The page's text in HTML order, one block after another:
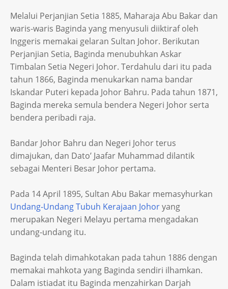
Melalui Perjanjian Setia 1885, Maharaja Abu Bakar dan
waris-waris Baginda yang menyusuli diiktiraf oleh
Inggeris memakai gelaran Sultan Johor. Berikutan
Perjanjian Setia, Baginda menubuhkan Askar
Timbalan Setia Negeri Johor. Terdahulu dari itu pada
tahun 1866, Baginda menukarkan nama bandar
Iskandar Puteri kepada Johor Bahru. Pada tahun 1871,
Baginda mereka semula bendera Negeri Johor serta
bendera peribadi raja.
Bandar Johor Bahru dan Negeri Johor terus
dimajukan, dan Dato’ Jaafar Muhammad dilantik
sebagai Menteri Besar Johor pertama.
Pada 14 April 1895, Sultan Abu Bakar memasyhurkan
Undang-Undang Tubuh Kerajaan Johoryang
merupakan Negeri Melayu pertama mengadakan
undang-undang itu.
Baginda telah dimahkotakan pada tahun 1886 dengan
memakai mahkota yang Baginda sendiri ilhamkan.
Dalam istiadat itu Baginda menzahirkan Darjah